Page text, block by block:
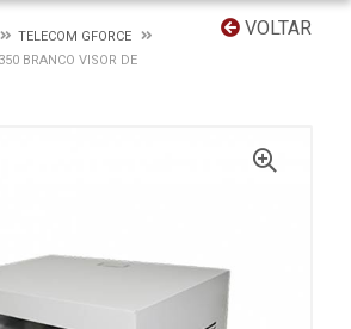
VOLTAR
TELECOM GFORCE
BRANCO VISOR DE